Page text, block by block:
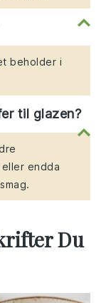
beholder i
til glazen?
endda
Du